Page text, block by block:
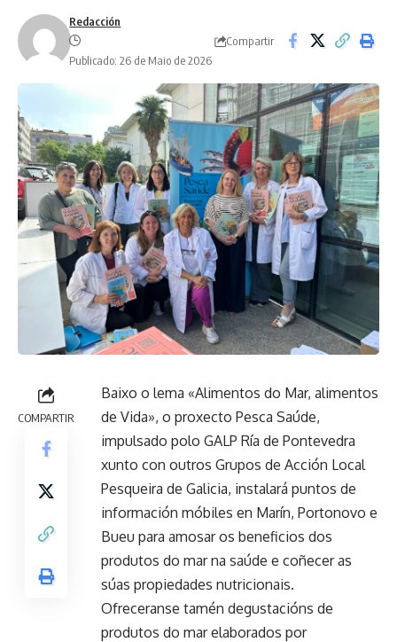
Redacción
Publicado: 26 de Maio de 2026
Compartir
COMPARTIR
Baixo o lema «Alimentos do Mar, alimentos
de Vida», o proxecto Pesca Saúde,
impulsado polo GALP Ría de Pontevedra
xunto con outros Grupos de Acción Local
Pesqueira de Galicia, instalará puntos de
información móbiles en Marín, Portonovo e
Bueu para amosar os beneficios dos
produtos do mar na saúde e coñecer as
súas propiedades nutricionais.
Ofreceranse tamén degustacións de
produtos do mar elaborados por